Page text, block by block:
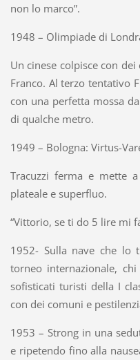
non lo marco”.
1948 – Olimpiade di
Un cinese colpisce con
Franco. Al terzo tentativo
con una perfetta mossa
di qualche metro.
1949 – Bologna: Virtus-
Tracuzzi ferma e mette
plateale e superfluo.
“Vittorio, se ti do 5 lire mi
1952- Sulla nave che lo
torneo internazionale,
sofisticati turisti della I
con dei comuni e
1953 – Strong in una
e ripetendo fino alla